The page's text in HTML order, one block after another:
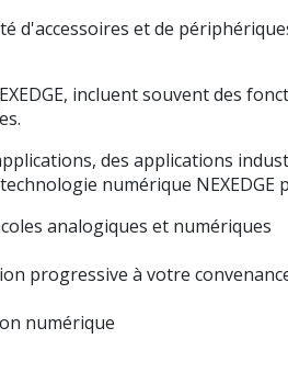
d'accessoires et de
incluent souvent des
des applications
numérique
analogiques et numériques
progressive à votre
numérique